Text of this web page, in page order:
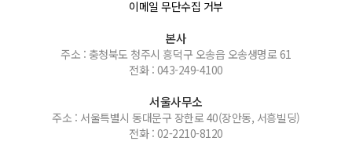
이메일 무단수집 거부
본사
주소 : 충청북도 청주시 흥덕구 오송읍 오송생명로 61
전화 : 043-249-4100
서울사무소
주소 : 서울특별시 동대문구 장한로 40(장안동, 서흥빌딩)
전화 : 02-2210-8120